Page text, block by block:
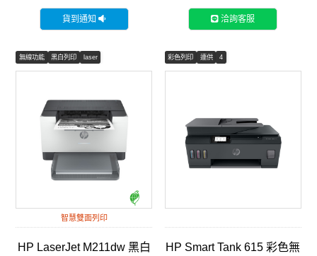
貨到通知 洽詢客服
無線功能 黑白列印 laser
智慧雙面列印
HP LaserJet M211dw 黑白
彩色列印 連供 4
HP Smart Tank 615 彩色無